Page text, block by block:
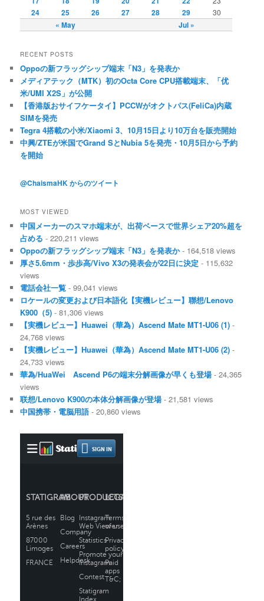
« May Jul »
24 25 26 27 28 29 30
RECENT POSTS
Oppoの新フラッグシップ端末「N3」を発表か
メディアテック（MTK）初のOcta Core CPU搭載端末、「优
米/UMI X2S」が公開
【香港版おサイフケータイ】PCCWがオクトパス(FeliCa)内蔵
SIMを発売
Tegra 4搭載の小米/Xiaomi 3、10月15日より10万台を販売開始
中興/ZTEが米国でGrand SとNubia 5を発売・10月5日から予約
を開始
@ChaismaHK からのツイート
MOST VIEWED
中国メーカーのスマホ端末が、出荷ベースで世界シェア20%超を
占める - 220,211 views
Oppoの新フラッグシップ端末「N3」を発表か- 164,518 views
厚さ5.6mm・歩歩高/Vivo X3の発表会が22日に決定 - 115,632
views
電話会社一覧 - 99,041 views
ロケールの変更および日本語化【実機レビュー】聯想/Lenovo
K900（5) - 81,306 views
【実機レビュー】Huawei（華為）Ascend Mate MT1-U06 (1) -
24,768 views
【実機レビュー】Huawei（華為）Ascend Mate MT1-U06 (2) -
24,733 views
華為/HuaWei Ascend P6の端末分解画像が早くも登場- 24,365
views
联想/Lenovo K900の本体分解画像が登場- 21,581 views
中国携帯・電脳用語- 20,860 views